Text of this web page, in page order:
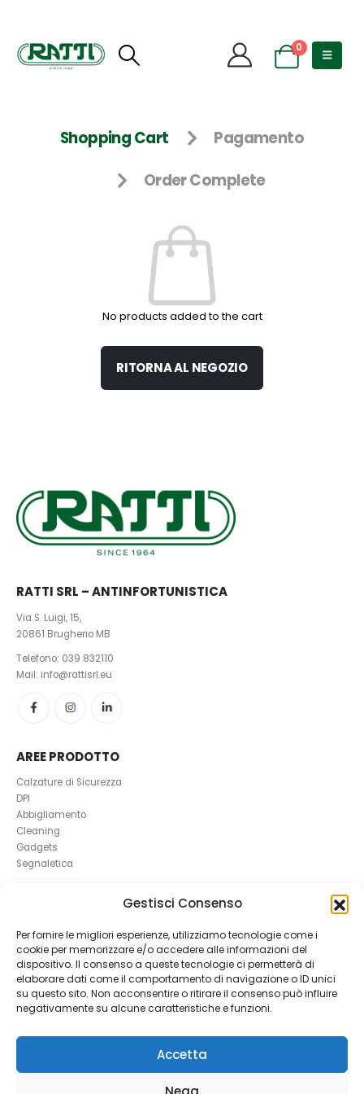
Gestisci Consenso
Per fornire le migliori esperienze, utilizziamo tecnologie come i
cookie per memorizzare e/o accedere alle informazioni del
dispositivo. Il consenso a queste tecnologie ci permetterà di
elaborare dati come il comportamento di navigazione o ID unici
su questo sito. Non acconsentire o ritirare il consenso può influire
negativamente su alcune caratteristiche e funzioni.
Accetta
0
Shopping Cart Pagamento
Order Complete
No products added to the cart
RITORNA AL NEGOZIO
RATTI SRL – ANTINFORTUNISTICA
Via S. Luigi, 15,
20861 Brugherio MB
Telefono: 039 832110
Mail: info@rattisrl.eu
AREE PRODOTTO
Calzature di Sicurezza
DPI
Abbigliamento
Cleaning
Gadgets
Segnaletica
RICHIEDI UN RESO
Condizioni e Resi
FAQ Antinfortunistica
Richiesta Reso
CookieePrivacy